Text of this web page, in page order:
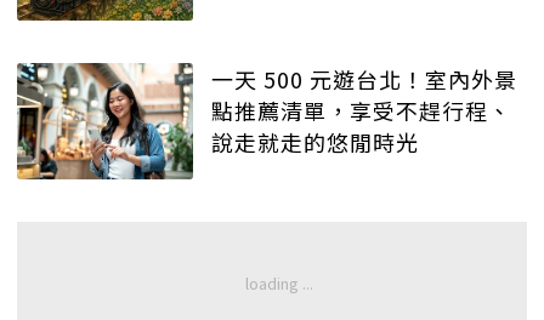
一天 500 元遊台北！室內外景
點推薦清單，享受不趕行程、
說走就走的悠閒時光